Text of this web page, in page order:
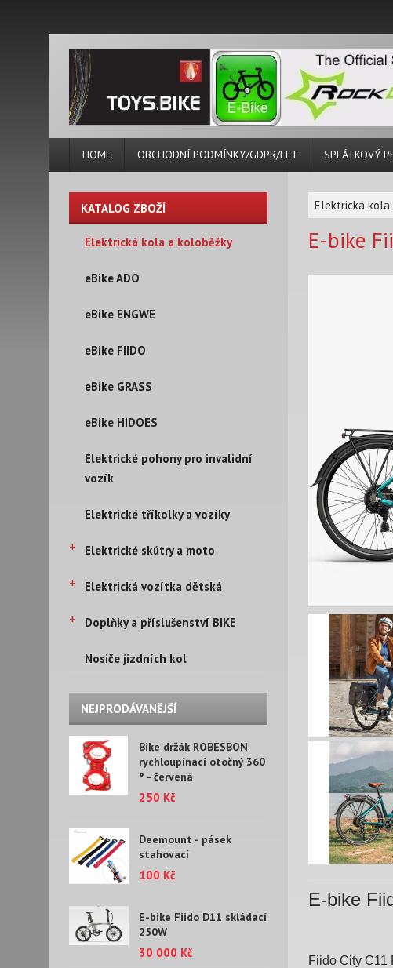
HOME OBCHODNÍ PODMÍNKY/GDPR/EET SPLÁTKOVÝ
KATALOG ZBOŽÍ
Elektrická kola a koloběžky
eBike ADO
eBike ENGWE
eBike FIIDO
eBike GRASS
eBike HIDOES
Elektrické pohony pro invalidní
vozík
Elektrické tříkolky a vozíky
+ Elektrické skútry a moto
+ Elektrická vozítka dětská
+ Doplňky a příslušenství BIKE
Nosiče jizdních kol
NEJPRODÁVANĚJŠÍ
Bike držák ROBESBON
rychloupínací otočný 360
° - červená
250 Kč
Deemount - pásek
stahovací
100 Kč
E-bike Fiido D11 skládací
250W
30 000 Kč
Elektrická kola
E-bike
E-bike
Fiido City C11